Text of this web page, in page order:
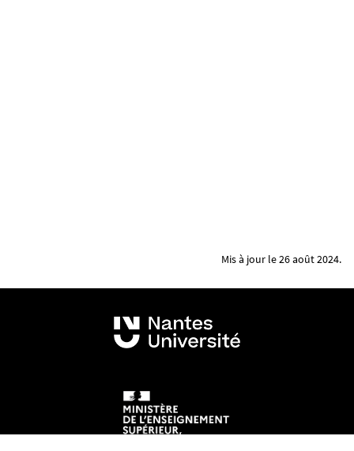
Mis à jour le 26 août 2024.